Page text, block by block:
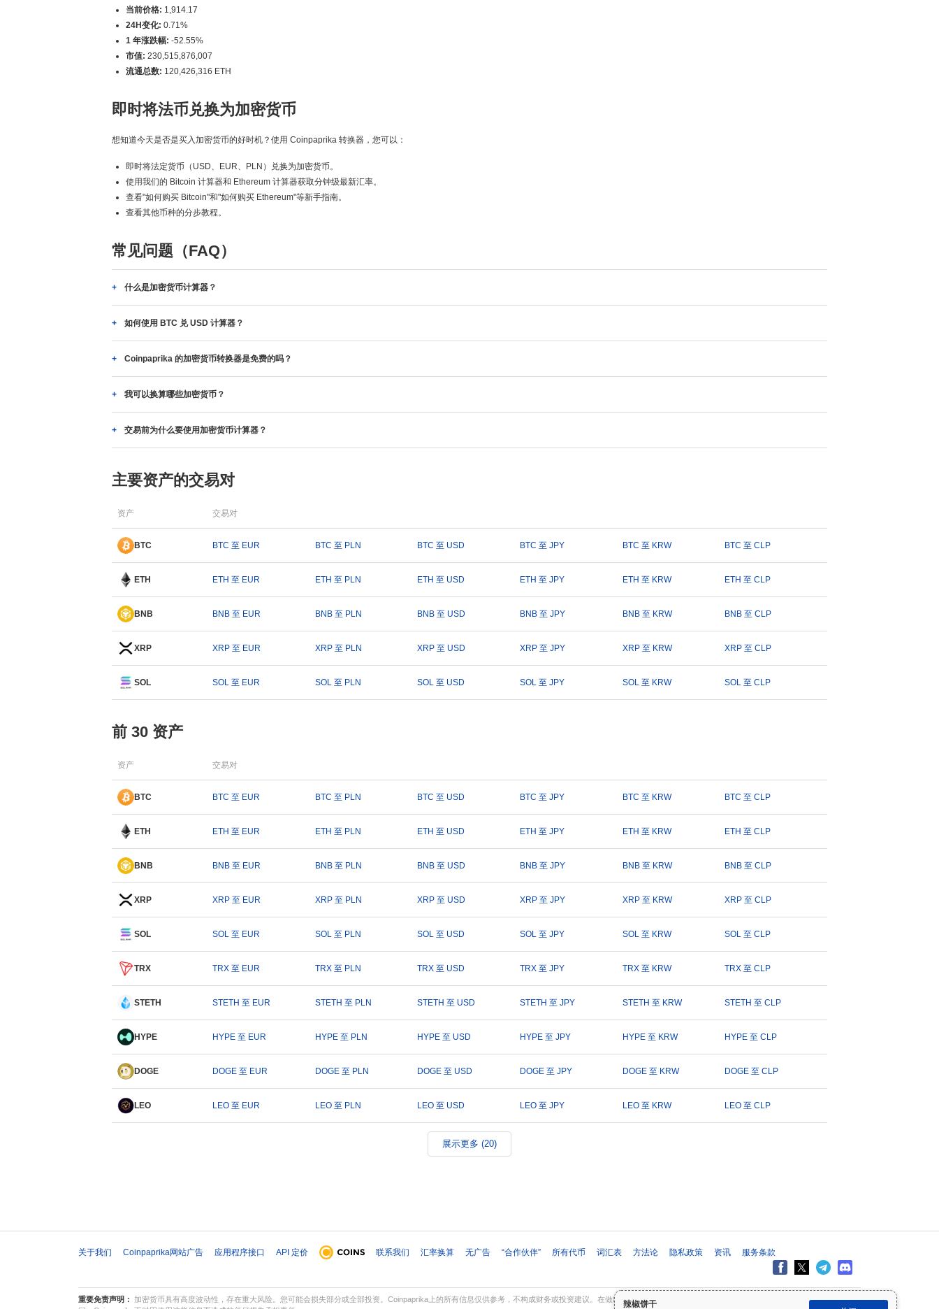
辣椒饼干
当前价格: 1,914.17
24H变化: 0.71%
1 年涨跌幅: -52.55%
市值: 230,515,876,007
流通总数: 120,426,316 ETH
即时将法币兑换为加密货币
想知道今天是否是买入加密货币的好时机？使用 Coinpaprika 转换器，您可以：
即时将法定货币（USD、EUR、PLN）兑换为加密货币。
使用我们的 Bitcoin 计算器和 Ethereum 计算器获取分钟级最新汇率。
查看"如何购买 Bitcoin"和"如何购买 Ethereum"等新手指南。
查看其他币种的分步教程。
常见问题（FAQ）
什么是加密货币计算器？
如何使用 BTC 兑 USD 计算器？
Coinpaprika 的加密货币转换器是免费的吗？
我可以换算哪些加密货币？
交易前为什么要使用加密货币计算器？
主要资产的交易对
资产 交易对
BTC BTC 至 EUR BTC 至 PLN BTC 至 USD BTC 至 JPY BTC 至 KRW BTC 至 CLP
ETH ETH 至 EUR ETH 至 PLN ETH 至 USD ETH 至 JPY ETH 至 KRW ETH 至 CLP
BNB BNB 至 EUR BNB 至 PLN BNB 至 USD BNB 至 JPY BNB 至 KRW BNB 至 CLP
XRP XRP 至 EUR XRP 至 PLN XRP 至 USD XRP 至 JPY XRP 至 KRW XRP 至 CLP
SOL SOL 至 EUR SOL 至 PLN SOL 至 USD SOL 至 JPY SOL 至 KRW SOL 至 CLP
前 30 资产
资产 交易对
BTC BTC 至 EUR BTC 至 PLN BTC 至 USD BTC 至 JPY BTC 至 KRW BTC 至 CLP
ETH ETH 至 EUR ETH 至 PLN ETH 至 USD ETH 至 JPY ETH 至 KRW ETH 至 CLP
BNB BNB 至 EUR BNB 至 PLN BNB 至 USD BNB 至 JPY BNB 至 KRW BNB 至 CLP
XRP XRP 至 EUR XRP 至 PLN XRP 至 USD XRP 至 JPY XRP 至 KRW XRP 至 CLP
SOL SOL 至 EUR SOL 至 PLN SOL 至 USD SOL 至 JPY SOL 至 KRW SOL 至 CLP
TRX TRX 至 EUR TRX 至 PLN TRX 至 USD TRX 至 JPY TRX 至 KRW TRX 至 CLP
STETH STETH 至 EUR STETH 至 PLN STETH 至 USD STETH 至 JPY STETH 至 KRW STETH 至 CLP
HYPE HYPE 至 EUR HYPE 至 PLN HYPE 至 USD HYPE 至 JPY HYPE 至 KRW HYPE 至 CLP
DOGE DOGE 至 EUR DOGE 至 PLN DOGE 至 USD DOGE 至 JPY DOGE 至 KRW DOGE 至 CLP
LEO LEO 至 EUR LEO 至 PLN LEO 至 USD LEO 至 JPY LEO 至 KRW LEO 至 CLP
展示更多 (20)
关于我们 Coinpaprika网站广告 应用程序接口 API 定价 联系我们 汇率换算 无广告 “合作伙伴” 所有代币 词汇表 方法论 隐私政策 资讯 服务条款
重要免责声明：
加密货币具有高度波动性，存在重大风险。您可能会损失部分或全部投资。Coinpaprika上的所有信息仅供参考，不构成财务或投资建议。在做出投资决策之前，请始终进行自己的研究（DYOR）并咨询合格的财务顾